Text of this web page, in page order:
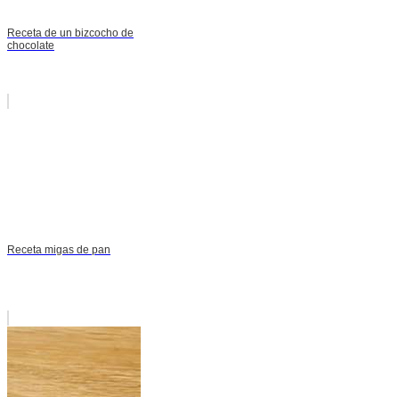
Receta de un bizcocho de
chocolate
Receta migas de pan